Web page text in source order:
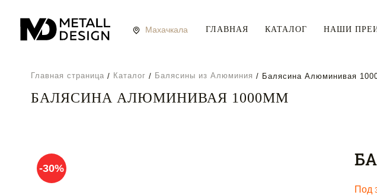
ГЛАВНАЯ КАТАЛОГ НАШИ
Главная страница Каталог Балясины из Алюминия Балясина Алюминивая
БАЛЯСИНА АЛЮМИНИВАЯ 1000ММ
-30%
Под
Наши преимущества